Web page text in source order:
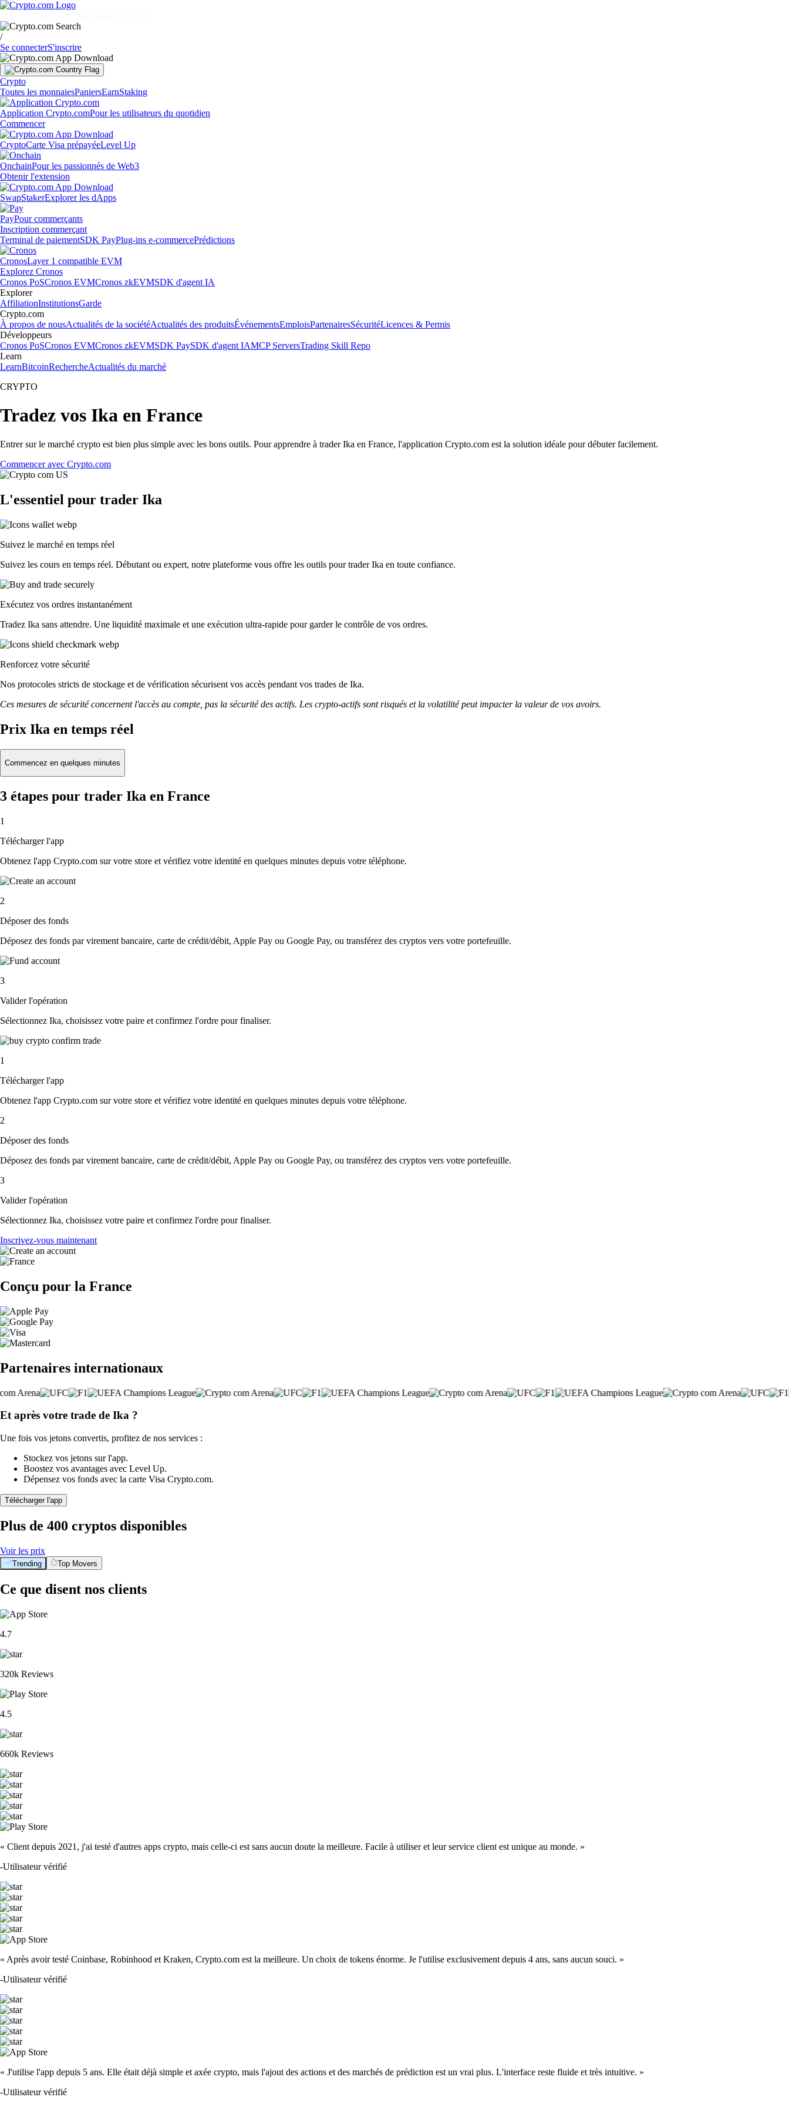
/
Se connecterS'inscrire
Crypto
Toutes les monnaiesPaniersEarnStaking
Application Crypto.comPour les utilisateurs du quotidien
Commencer
CryptoCarte Visa prépayéeLevel Up
OnchainPour les passionnés de Web3
Obtenir l'extension
SwapStakerExplorer les dApps
PayPour commerçants
Inscription commerçant
Terminal de paiementSDK PayPlug-ins e-commercePrédictions
CronosLayer 1 compatible EVM
Explorez Cronos
Cronos PoSCronos EVMCronos zkEVMSDK d'agent IA
Explorer
AffiliationInstitutionsGarde
Crypto.com
À propos de nousActualités de la sociétéActualités des produitsÉvénementsEmploisPartenairesSécuritéLicences & Permis
Développeurs
Cronos PoSCronos EVMCronos zkEVMSDK PaySDK d'agent IAMCP ServersTrading Skill Repo
Learn
LearnBitcoinRechercheActualités du marché
CRYPTO
Tradez vos Ika en France
Entrer sur le marché crypto est bien plus simple avec les bons outils. Pour apprendre à trader Ika en France, l'application Crypto.com est la solution idéale pour débuter facilement.
Commencer avec Crypto.com
L'essentiel pour trader Ika
Suivez le marché en temps réel
Suivez les cours en temps réel. Débutant ou expert, notre plateforme vous offre les outils pour trader Ika en toute confiance.
Exécutez vos ordres instantanément
Tradez Ika sans attendre. Une liquidité maximale et une exécution ultra-rapide pour garder le contrôle de vos ordres.
Renforcez votre sécurité
Nos protocoles stricts de stockage et de vérification sécurisent vos accès pendant vos trades de Ika.
Ces mesures de sécurité concernent l'accès au compte, pas la sécurité des actifs. Les crypto-actifs sont risqués et la volatilité peut impacter la valeur de vos avoirs.
Prix Ika en temps réel
Commencez en quelques minutes
3 étapes pour trader Ika en France
1
Télécharger l'app
Obtenez l'app Crypto.com sur votre store et vérifiez votre identité en quelques minutes depuis votre téléphone.
2
Déposer des fonds
Déposez des fonds par virement bancaire, carte de crédit/débit, Apple Pay ou Google Pay, ou transférez des cryptos vers votre portefeuille.
3
Valider l'opération
Sélectionnez Ika, choisissez votre paire et confirmez l'ordre pour finaliser.
1
Télécharger l'app
Obtenez l'app Crypto.com sur votre store et vérifiez votre identité en quelques minutes depuis votre téléphone.
2
Déposer des fonds
Déposez des fonds par virement bancaire, carte de crédit/débit, Apple Pay ou Google Pay, ou transférez des cryptos vers votre portefeuille.
3
Valider l'opération
Sélectionnez Ika, choisissez votre paire et confirmez l'ordre pour finaliser.
Inscrivez-vous maintenant
Conçu pour la France
Partenaires internationaux
Et après votre trade de Ika ?
Une fois vos jetons convertis, profitez de nos services :
Stockez vos jetons sur l'app.
Boostez vos avantages avec Level Up.
Dépensez vos fonds avec la carte Visa Crypto.com.
Télécharger l'app
Plus de 400 cryptos disponibles
Voir les prix
Trending Top Movers
Ce que disent nos clients
4.7
320k Reviews
4.5
660k Reviews
« Client depuis 2021, j'ai testé d'autres apps crypto, mais celle-ci est sans aucun doute la meilleure. Facile à utiliser et leur service client est unique au monde. »
-Utilisateur vérifié
« Après avoir testé Coinbase, Robinhood et Kraken, Crypto.com est la meilleure. Un choix de tokens énorme. Je l'utilise exclusivement depuis 4 ans, sans aucun souci. »
-Utilisateur vérifié
« J'utilise l'app depuis 5 ans. Elle était déjà simple et axée crypto, mais l'ajout des actions et des marchés de prédiction est un vrai plus. L'interface reste fluide et très intuitive. »
-Utilisateur vérifié